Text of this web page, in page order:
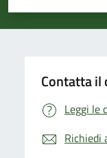
Valuta
Valuta 3
Valuta 2 stelle
Valuta 1 stelle su 5
Contatta il
Leggi le
Richiedi